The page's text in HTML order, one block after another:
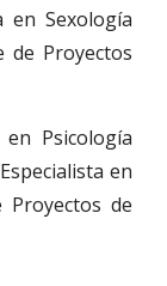
en Sexología
de Proyectos
Psicología
en
Proyectos de